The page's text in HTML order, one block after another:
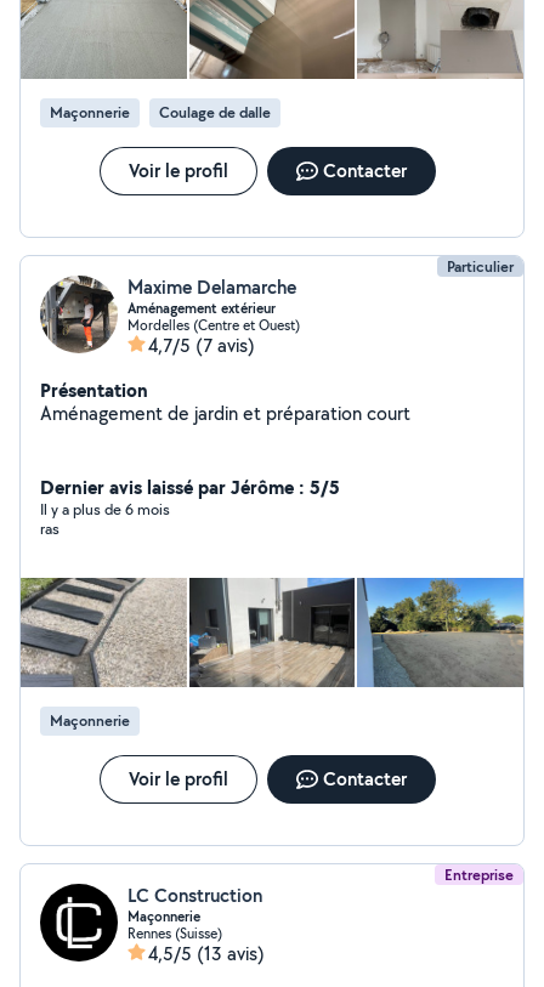
Maçonnerie Coulage de dalle
Voir le profil Contacter
Particulier
Maxime Delamarche
Aménagement extérieur
Mordelles (Centre et Ouest)
4,7/5 (7 avis)
Présentation
Aménagement de jardin et préparation court
Dernier avis laissé par Jérôme : 5/5
Il y a plus de 6 mois
ras
Maçonnerie
Voir le profil Contacter
Entreprise
LC Construction
Maçonnerie
Rennes (Suisse)
4,5/5 (13 avis)